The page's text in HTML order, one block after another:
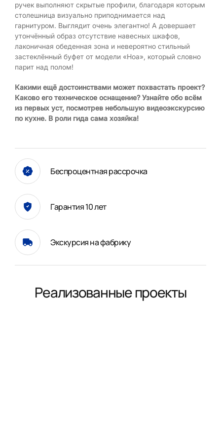
ручек выполняют скрытые профили, благодаря которым
столешница визуально приподнимается над
гарнитуром. Выглядит очень элегантно! А довершает
утончённый образ отсутствие навесных шкафов,
лаконичная обеденная зона и невероятно стильный
застеклённый буфет от модели «Ноа», который словно
парит над полом!
Какими ещё достоинствами может похвастать проект?
Каково его техническое оснащение? Узнайте обо всём
из первых уст, посмотрев небольшую видеоэкскурсию
по кухне. В роли гида сама хозяйка!
Беспроцентная рассрочка
Гарантия 10 лет
Экскурсия на фабрику
Реализованные проекты